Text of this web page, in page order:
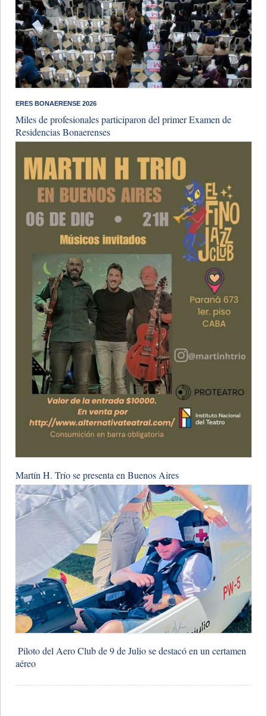
ERES BONAERENSE 2026
Miles de profesionales participaron del primer Examen de
Residencias Bonaerenses
Martín H. Trío se presenta en Buenos Aires
​ Piloto del Aero Club de 9 de Julio se destacó en un certamen
aéreo